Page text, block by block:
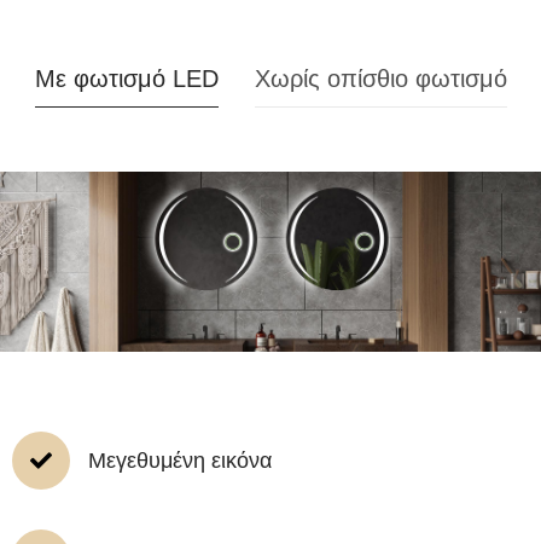
Με φωτισμό LED Χωρίς οπίσθιο φωτισμό
Μεγεθυμένη εικόνα